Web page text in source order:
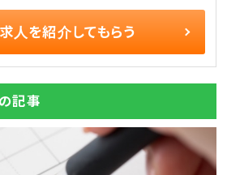
人を紹介してもらう
記事